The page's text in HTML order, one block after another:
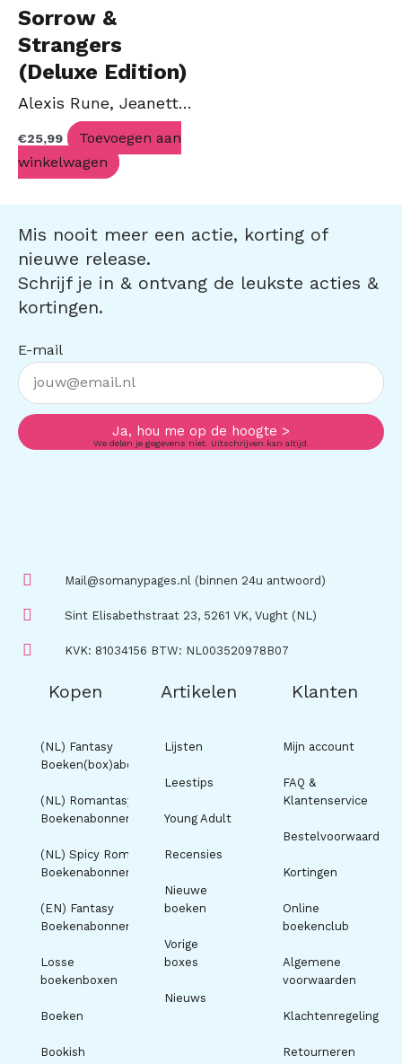
Sorrow &
Strangers
(Deluxe Edition)
Alexis Rune, Jeanette Rose
€25,99
Toevoegen aan
winkelwagen
Mis nooit meer een actie, korting of
nieuwe release.
Schrijf je in & ontvang de leukste acties &
kortingen.
E-mail
Ja, hou me op de hoogte >
We delen je gegevens niet. Uitschrijven kan altijd.
Mail@somanypages.nl (binnen 24u antwoord)
Sint Elisabethstraat 23, 5261 VK, Vught (NL)
KVK: 81034156 BTW: NL003520978B07
Kopen
(NL) Fantasy
Boeken(box)abonnement
(NL) Romantasy
Boekenabonnement
(NL) Spicy Romance
Boekenabonnement
(EN) Fantasy
Boekenabonnement
Losse
boekenboxen
Boeken
Bookish
Artikelen
Lijsten
Leestips
Young Adult
Recensies
Nieuwe
boeken
Vorige
boxes
Nieuws
Klanten
Mijn account
FAQ &
Klantenservice
Bestelvoorwaarden
Kortingen
Online
boekenclub
Algemene
voorwaarden
Klachtenregeling
Retourneren